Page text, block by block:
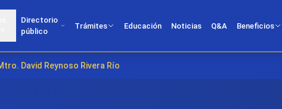
Directorio
público
Trámites Educación Noticias Q&A Beneficios
David Reynoso Rivera Río